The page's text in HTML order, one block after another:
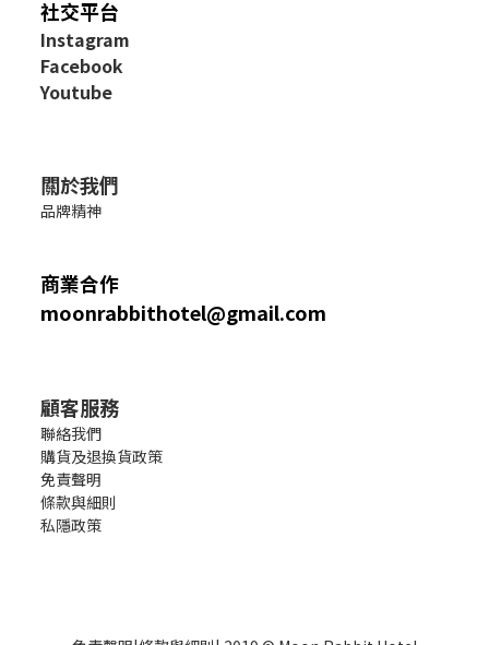
社交平台
Instagram
Facebook
Youtube
關於我們
品牌精神
商業合作
moonrabbithotel@gmail.com
顧客服務
聯絡我們
購貨及退換貨政策
免責聲明
條款與細則
私隱政策